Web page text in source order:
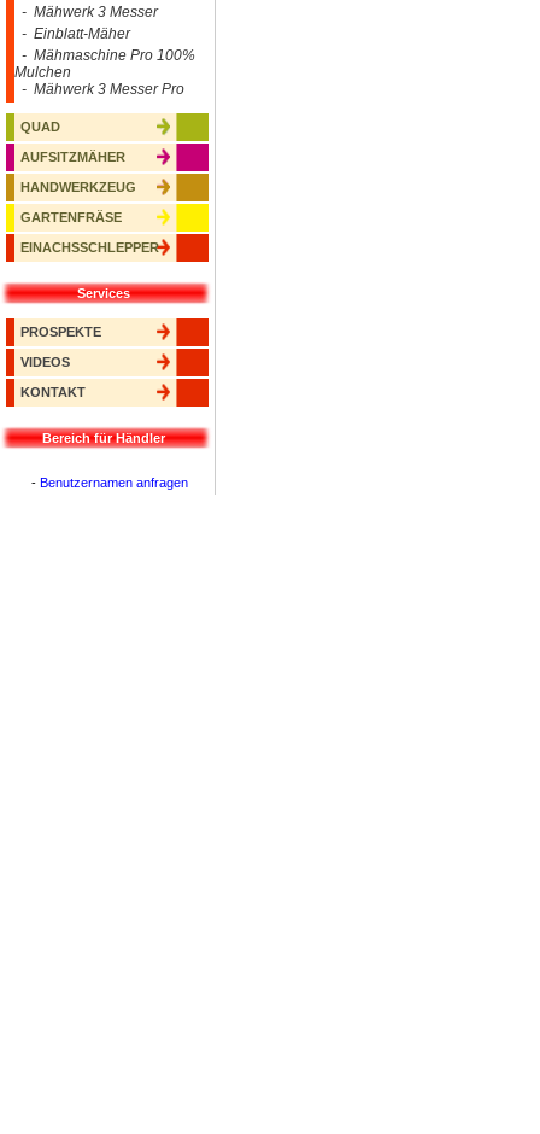
- Mähwerk 3 Messer
- Einblatt-Mäher
- Mähmaschine Pro 100%
Mulchen
- Mähwerk 3 Messer Pro
QUAD
AUFSITZMÄHER
HANDWERKZEUG
GARTENFRÄSE
EINACHSSCHLEPPER
Services
PROSPEKTE
VIDEOS
KONTAKT
Bereich für Händler
- Benutzernamen anfragen